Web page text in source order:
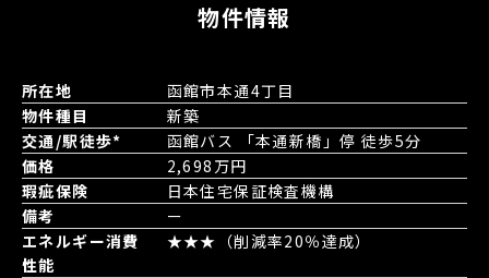
物件情報
所在地
函館市本通4丁目
物件種目
新築
交通/駅徒歩*
函館バス 「本通新橋」停 徒歩5分
価格
2,698万円
瑕疵保険
日本住宅保証検査機構
備考
ー
エネルギー消費
性能
★★★（削減率20％達成）